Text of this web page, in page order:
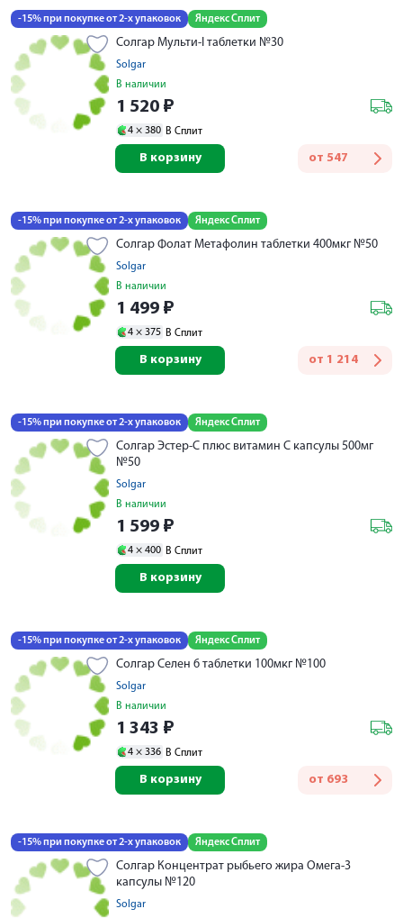
-15% при покупке от 2-х упаковок Яндекс Сплит
Солгар Мульти-I таблетки №30
Solgar
В наличии
1 520 ₽
4 × 380 В Сплит
от 547
В корзину
-15% при покупке от 2-х упаковок Яндекс Сплит
Солгар Фолат Метафолин таблетки 400мкг №50
Solgar
В наличии
1 499 ₽
4 × 375 В Сплит
от 1 214
В корзину
-15% при покупке от 2-х упаковок Яндекс Сплит
Солгар Эстер-С плюс витамин С капсулы 500мг
№50
Solgar
В наличии
1 599 ₽
4 × 400 В Сплит
В корзину
-15% при покупке от 2-х упаковок Яндекс Сплит
Солгар Селен 6 таблетки 100мкг №100
Solgar
В наличии
1 343 ₽
4 × 336 В Сплит
от 693
В корзину
-15% при покупке от 2-х упаковок Яндекс Сплит
Солгар Концентрат рыбьего жира Омега-3
капсулы №120
Solgar